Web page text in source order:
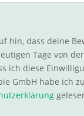
hin, dass deine
Tage von
ich diese
GmbH habe ich